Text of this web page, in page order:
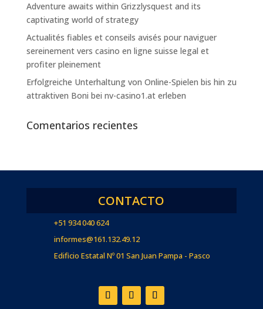
Adventure awaits within Grizzlysquest and its
captivating world of strategy
Actualités fiables et conseils avisés pour naviguer
sereinement vers casino en ligne suisse legal et
profiter pleinement
Erfolgreiche Unterhaltung von Online-Spielen bis hin zu
attraktiven Boni bei nv-casino1.at erleben
Comentarios recientes
CONTACTO
+51 934 040 624
informes@161.132.49.12
Edificio Estatal Nº 01 San Juan Pampa - Pasco